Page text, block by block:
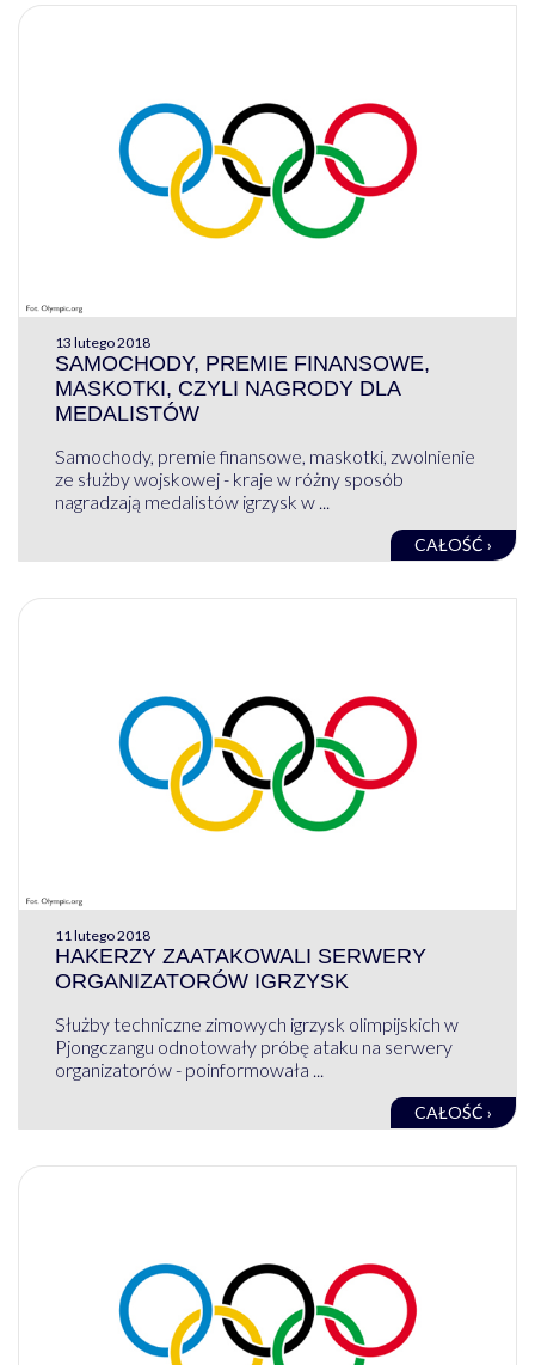
13 lutego 2018
SAMOCHODY, PREMIE FINANSOWE,
MASKOTKI, CZYLI NAGRODY DLA
MEDALISTÓW
Samochody, premie finansowe, maskotki, zwolnienie
ze służby wojskowej - kraje w różny sposób
nagradzają medalistów igrzysk w ...
CAŁOŚĆ ›
11 lutego 2018
HAKERZY ZAATAKOWALI SERWERY
ORGANIZATORÓW IGRZYSK
Służby techniczne zimowych igrzysk olimpijskich w
Pjongczangu odnotowały próbę ataku na serwery
organizatorów - poinformowała ...
CAŁOŚĆ ›